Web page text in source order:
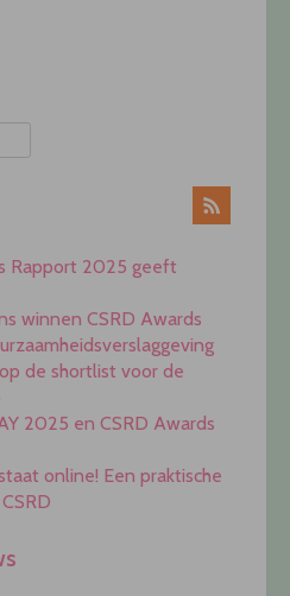
Rapport 2025 geeft
winnen CSRD Awards
de shortlist voor de
2025 en CSRD Awards
online! Een praktische